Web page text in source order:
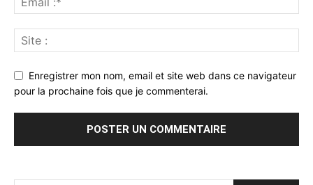
Enregistrer mon nom, email et site web dans ce navigateur
pour la prochaine fois que je commenterai.